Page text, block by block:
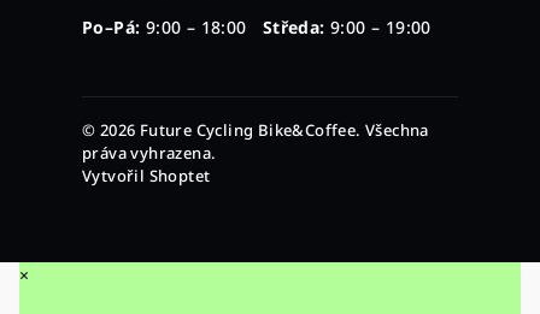
Po–Pá: 9:00 – 18:00 Středa: 9:00 – 19:00
© 2026 Future Cycling Bike&Coffee. Všechna
práva vyhrazena.
Vytvořil Shoptet
×